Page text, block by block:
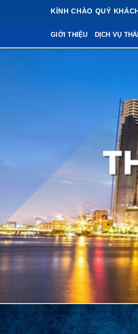
KÍNH CHÀO QUÝ KHÁCH
GIỚI THIỆU DỊCH VỤ